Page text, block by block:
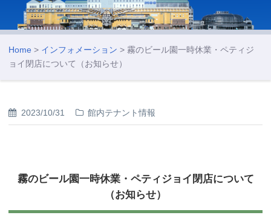
Home > インフォメーション > 霧のビール園一時休業・ペティジ
ョイ閉店について（お知らせ）
2023/10/31 館内テナント情報
霧のビール園一時休業・ペティジョイ閉店について
（お知らせ）